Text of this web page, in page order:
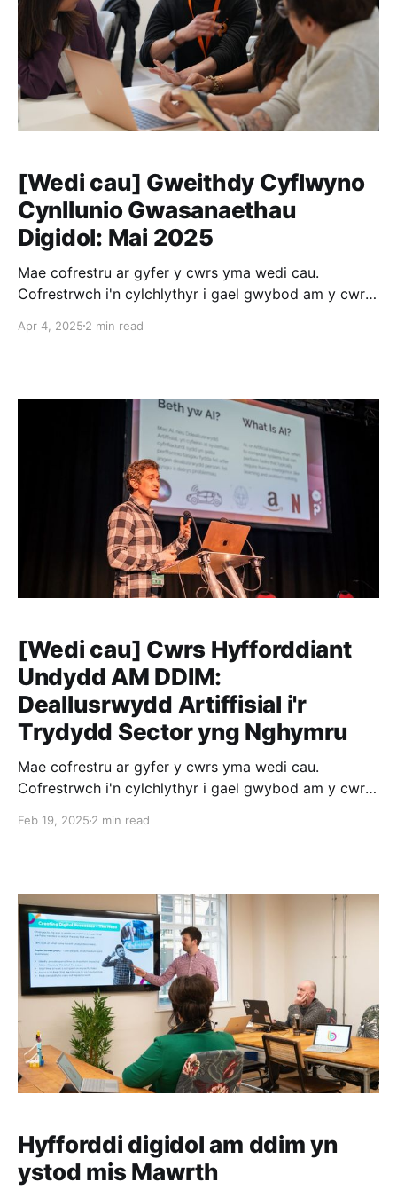
[Wedi cau] Gweithdy Cyflwyno
Cynllunio Gwasanaethau
Digidol: Mai 2025
Mae cofrestru ar gyfer y cwrs yma wedi cau.
Cofrestrwch i'n cylchlythyr i gael gwybod am y cwrs
cyffrous i sefydliadau trydydd sector Cymru ymuno â
Apr 4, 2025 2 min read
[Wedi cau] Cwrs Hyfforddiant
Undydd AM DDIM:
Deallusrwydd Artiffisial i'r
Trydydd Sector yng Nghymru
Mae cofrestru ar gyfer y cwrs yma wedi cau.
Cofrestrwch i'n cylchlythyr i gael gwybod am y cwrs
effaith niweidiol mae hen systemau, prosesau
Feb 19, 2025 2 min read
Hyfforddi digidol am ddim yn
ystod mis Mawrth